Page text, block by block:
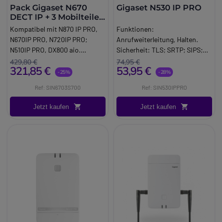
Pack Gigaset N670
DECT IP + 3 Mobilteile
S700H PRO
Kompatibel mit N870 IP PRO,
N670IP PRO, N720IP PRO;
N510IP PRO, DX800 aio.
Spannungsversorgung: 2 AAA
Batterien. Kalender, Alarm,
Reichweite: 50m innen/300m
außen. Telefonbuch mit 500
429,80 €
321,85 € -25%
Ref: SIN6703S700
Jetzt kaufen
Gigaset N530 IP PRO
Funktionen:
Anrufweiterleitung, Halten.
Sicherheit: TLS; SRTP; SIPS;
HTTP;
HTTPSStromversorgung: Po.
N530IP Pro wurde entwickelt,
Kommunikationsbedürfnisse
74,95 €
53,95 € -28%
Ref: SIN530IPPRO
Jetzt kaufen